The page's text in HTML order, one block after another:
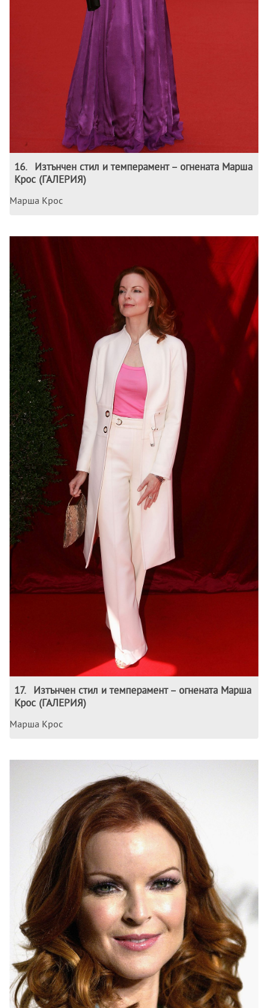
16.
Изтънчен стил и темперамент – огнената Марша
Крос (ГАЛЕРИЯ)
Марша Крос
17.
Изтънчен стил и темперамент – огнената Марша
Крос (ГАЛЕРИЯ)
Марша Крос